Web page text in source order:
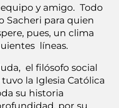
y amigo. Todo
Sacheri para quien
pues, un clima
líneas.
el filósofo social
la Iglesia Católica
su historia
por su